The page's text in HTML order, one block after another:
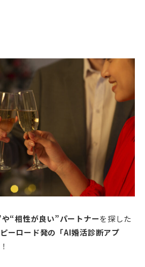
“相性が良い”パートナーを探した
ーロード発の「AI婚活診断アプ